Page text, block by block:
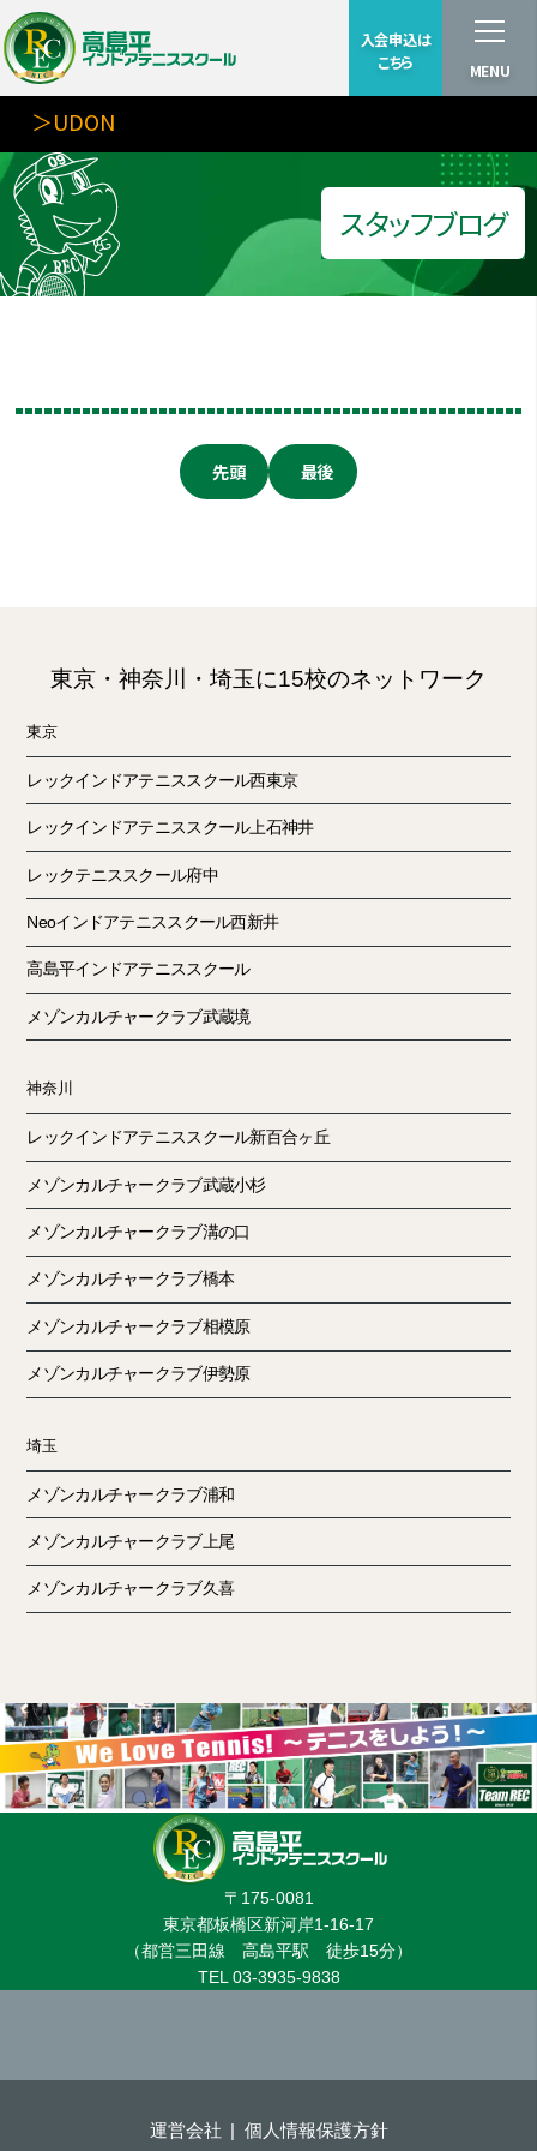
入会申込は
こちら
MENU
＞UDON
スタッフブログ
先頭 最後
東京・神奈川・埼玉に15校のネットワーク
東京
レックインドアテニススクール西東京
レックインドアテニススクール上石神井
レックテニススクール府中
Neoインドアテニススクール西新井
高島平インドアテニススクール
メゾンカルチャークラブ武蔵境
神奈川
レックインドアテニススクール新百合ヶ丘
メゾンカルチャークラブ武蔵小杉
メゾンカルチャークラブ溝の口
メゾンカルチャークラブ橋本
メゾンカルチャークラブ相模原
メゾンカルチャークラブ伊勢原
埼玉
メゾンカルチャークラブ浦和
メゾンカルチャークラブ上尾
メゾンカルチャークラブ久喜
〒175-0081
東京都板橋区新河岸1-16-17
（都営三田線 高島平駅 徒歩15分）
TEL 03-3935-9838
運営会社 個人情報保護方針